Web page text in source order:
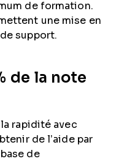
de formation.
une mise en
support.
de la note
rapidité avec
de l’aide par
de